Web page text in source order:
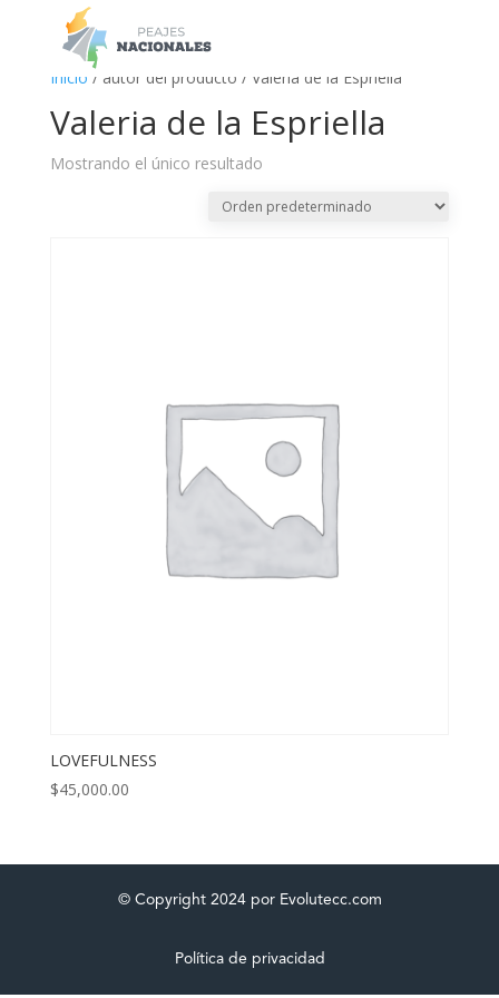
Inicio / autor del producto / Valeria de la Espriella
Valeria de la Espriella
Mostrando el único resultado
LOVEFULNESS
$45,000.00
© Copyright 2024 por Evolutecc.com
Política de privacidad